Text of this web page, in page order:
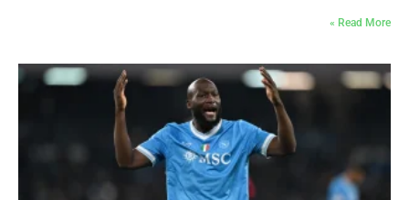
Read More »